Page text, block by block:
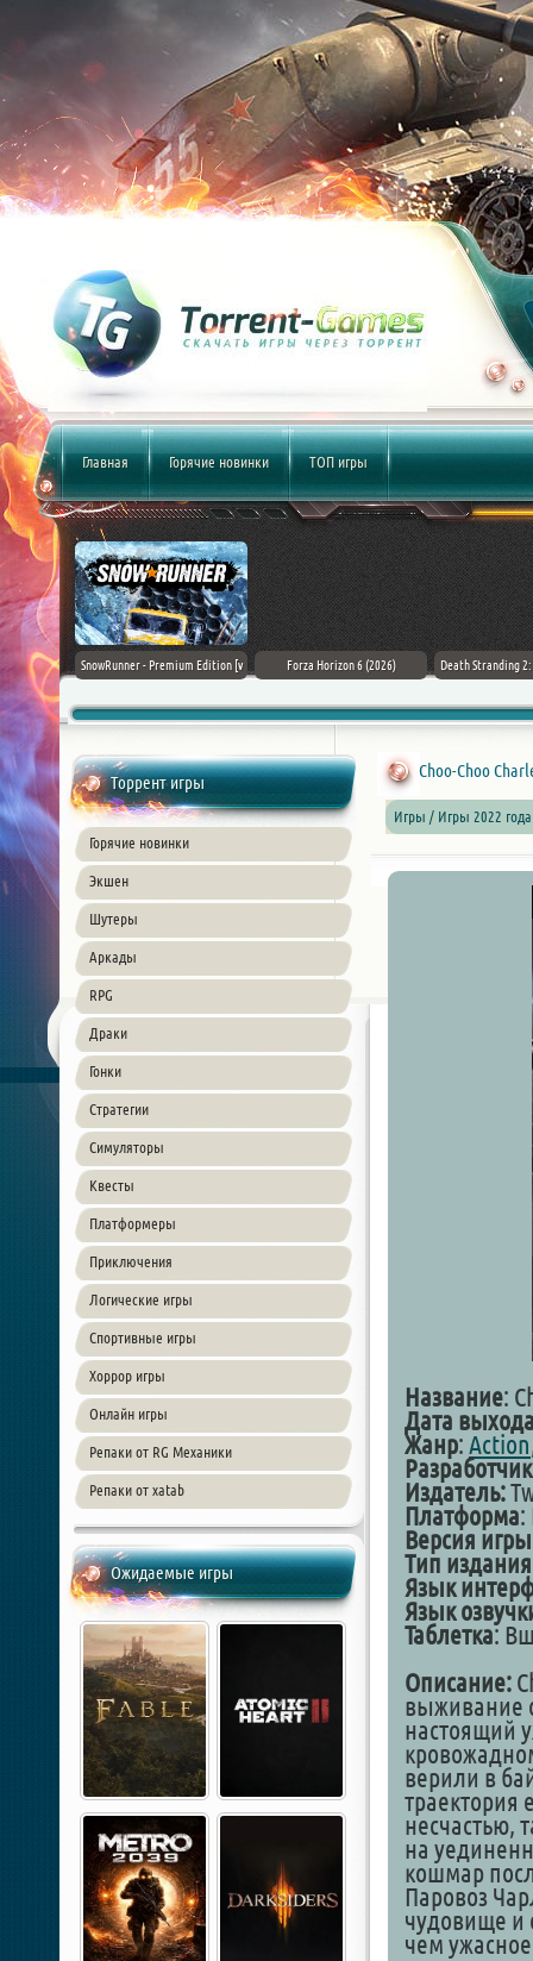
Главная Горячие новинки ТОП игры
Flag
PC
SnowRunner - Premium Edition [v
Forza Horizon 6 (2026) Death Stranding
Торрент игры
Горячие новинки
Экшен
Шутеры
Аркады
RPG
Драки
Гонки
Стратегии
Симуляторы
Квесты
Платформеры
Приключения
Логические игры
Спортивные игры
Хоррор игры
Онлайн игры
Репаки от RG Механики
Репаки от xatab
Ожидаемые игры
Choo-Choo
Игры / Игры 2022
Название:
Дата
Жанр: Action
Издатель:
Платформа:
Версия игры
Тип
Язык
Язык
Таблетка:
Описание:
выживание
настоящий
верили в
траектория
несчастью,
на
кошмар
Паровоз
чудовище и
чем